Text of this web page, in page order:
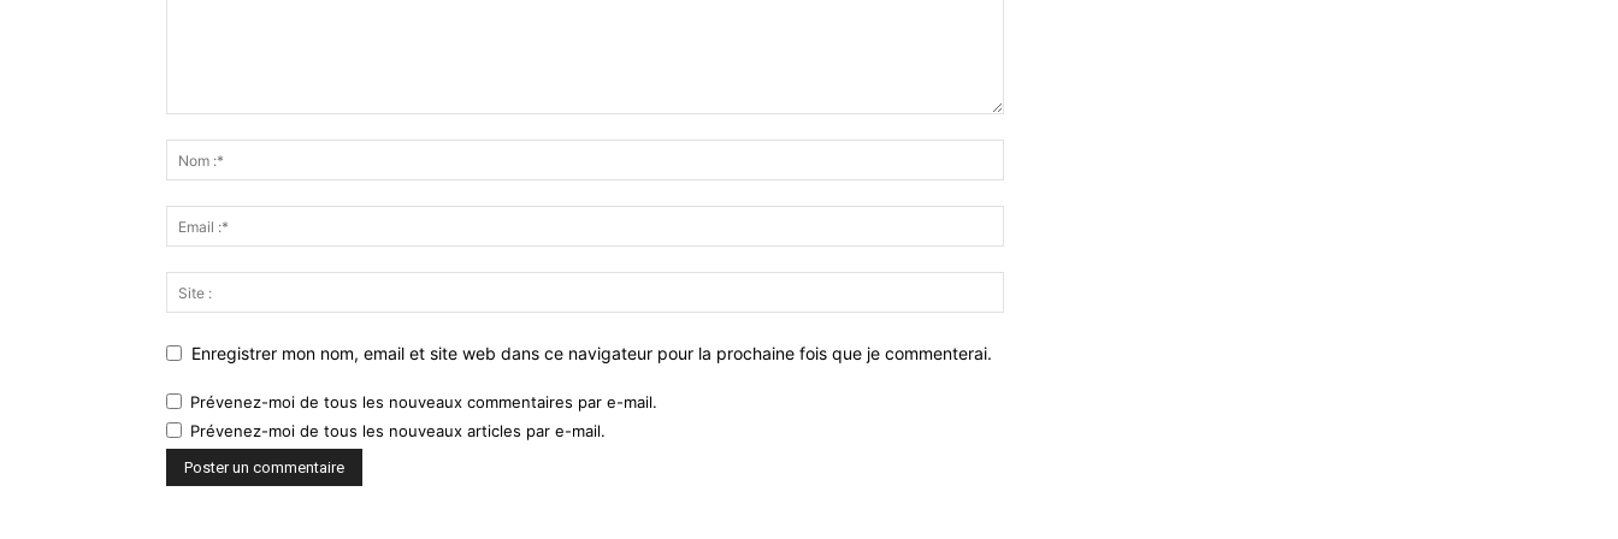
Enregistrer mon nom, email et site web dans ce navigateur pour la prochaine fois que je commenterai.
Prévenez-moi de tous les nouveaux commentaires par e-mail.
Prévenez-moi de tous les nouveaux articles par e-mail.